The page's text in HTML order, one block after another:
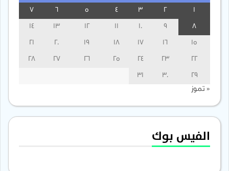
3
13
14
15
16
17
18
19
20
21
22
23
24
25
26
27
28
29
30
31
« تموز
الفيس بوك